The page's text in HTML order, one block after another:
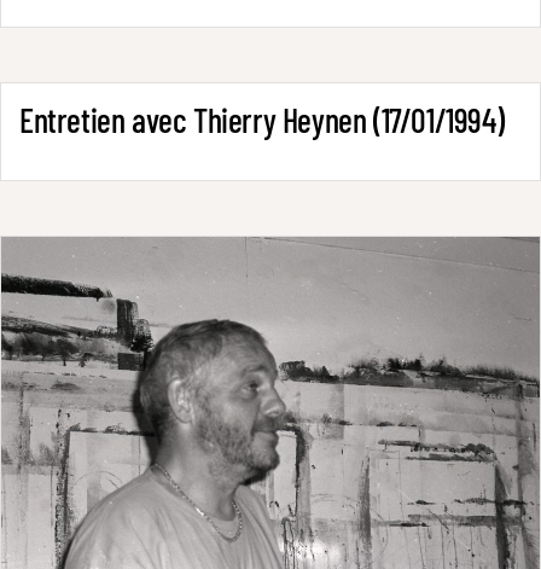
Entretien avec Thierry Heynen (17/01/1994)